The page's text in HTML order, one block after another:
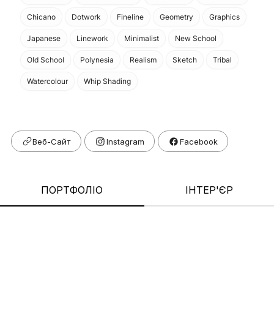
Chicano Dotwork Fineline Geometry Graphics
Japanese Linework Minimalist New School
Old School Polynesia Realism Sketch Tribal
Watercolour Whip Shading
Веб-Сайт Facebook
ПОРТФОЛІО ІНТЕР'ЄР